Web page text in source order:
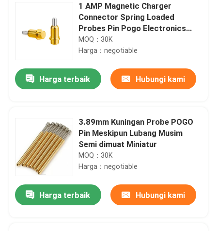
1 AMP Magnetic Charger
Connector Spring Loaded
Probes Pin Pogo Electronics
10000 kali
MOQ：30K
Harga：negotiable
Harga terbaik Hubungi kami
3.89mm Kuningan Probe POGO
Pin Meskipun Lubang Musim
Semi dimuat Miniatur
MOQ：30K
Harga：negotiable
Harga terbaik Hubungi kami